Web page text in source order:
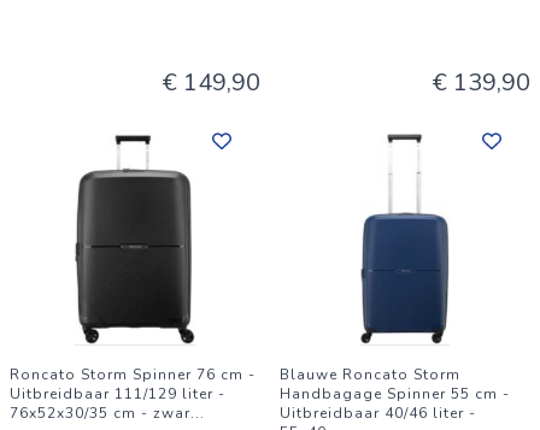
€ 149,90 € 139,90
Roncato Storm Spinner 76 cm -
Uitbreidbaar 111/129 liter -
76x52x30/35 cm - zwar...
Blauwe Roncato Storm
Handbagage Spinner 55 cm -
Uitbreidbaar 40/46 liter -